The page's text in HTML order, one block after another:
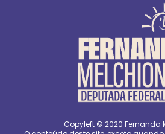
Copyleft © 2020 Fernanda